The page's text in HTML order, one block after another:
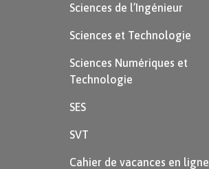
Sciences de l’Ingénieur
Sciences et Technologie
Sciences Numériques et
Technologie
SES
SVT
Cahier de vacances en ligne